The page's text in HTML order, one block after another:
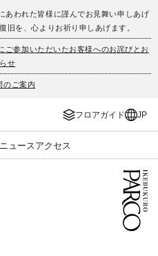
あわれた皆様に謹んでお見舞い申しあげ
旧を、心よりお祈り申しあげます。
ご参加いただいたお客様へのお詫びとお
せ
のご案内
フロアガイド JP
ニュース アクセス